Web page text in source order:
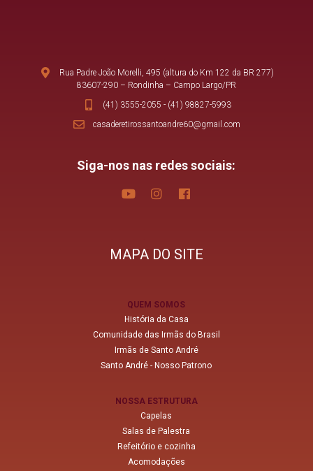
Rua Padre João Morelli, 495 (altura do Km 122 da BR 277)
83607-290 – Rondinha – Campo Largo/PR
(41) 3555-2055 - (41) 98827-5993
casaderetirossantoandre60@gmail.com
Siga-nos nas redes sociais:
MAPA DO SITE
QUEM SOMOS
História da Casa
Comunidade das Irmãs do Brasil
Irmãs de Santo André
Santo André - Nosso Patrono
NOSSA ESTRUTURA
Capelas
Salas de Palestra
Refeitório e cozinha
Acomodações